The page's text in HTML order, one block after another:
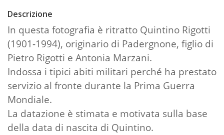
Descrizione
In questa fotografia è ritratto Quintino Rigotti
(1901-1994), originario di Padergnone, figlio di
Pietro Rigotti e Antonia Marzani.
Indossa i tipici abiti militari perché ha prestato
servizio al fronte durante la Prima Guerra
Mondiale.
La datazione è stimata e motivata sulla base
della data di nascita di Quintino.